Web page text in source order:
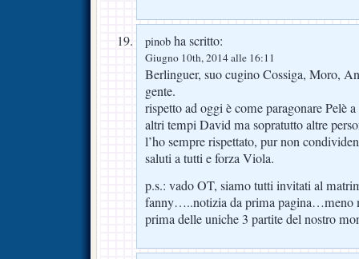
pinob ha scritto:
Giugno 10th, 2014 alle 16:11
Berlinguer, suo cugino Cossiga, Moro,
gente.
rispetto ad oggi è come paragonare Pelè
altri tempi David ma sopratutto altre
l’ho sempre rispettato, pur non
saluti a tutti e forza Viola.
p.s.: vado OT, siamo tutti invitati al
fanny…..notizia da prima pagina…meno
prima delle uniche 3 partite del nostro